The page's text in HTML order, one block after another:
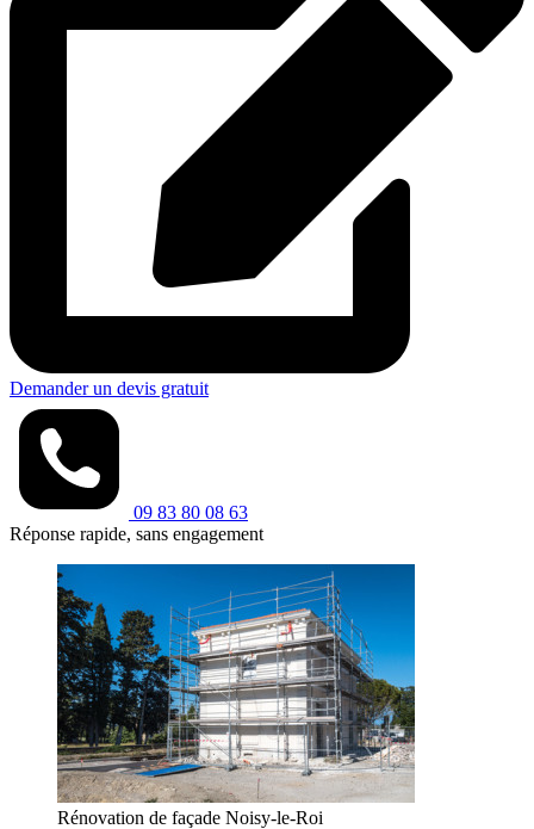
Demander un devis gratuit
09 83 80 08 63
Réponse rapide, sans engagement
Rénovation de façade Noisy-le-Roi